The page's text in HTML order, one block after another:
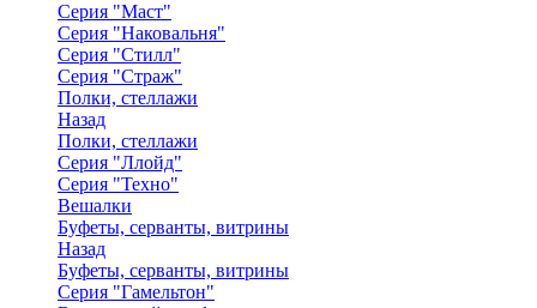
Серия "Маст"
Серия "Наковальня"
Серия "Стилл"
Серия "Страж"
Полки, стеллажи
Назад
Полки, стеллажи
Серия "Ллойд"
Серия "Техно"
Вешалки
Буфеты, серванты, витрины
Назад
Буфеты, серванты, витрины
Серия "Гамельтон"